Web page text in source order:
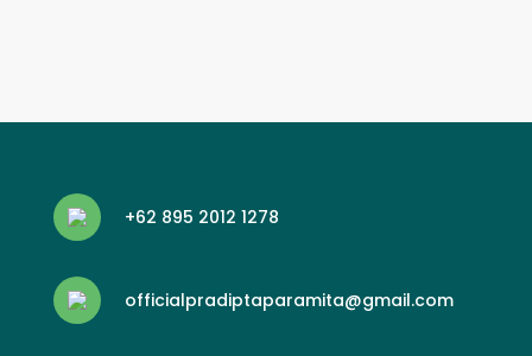
+62 895 2012 1278
officialpradiptaparamita@gmail.com